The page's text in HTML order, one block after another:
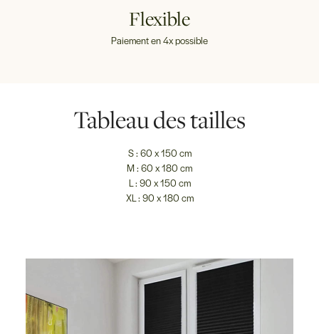
Flexible
Paiement en 4x possible
Tableau des tailles
S : 60 x 150 cm
M : 60 x 180 cm
L : 90 x 150 cm
XL : 90 x 180 cm